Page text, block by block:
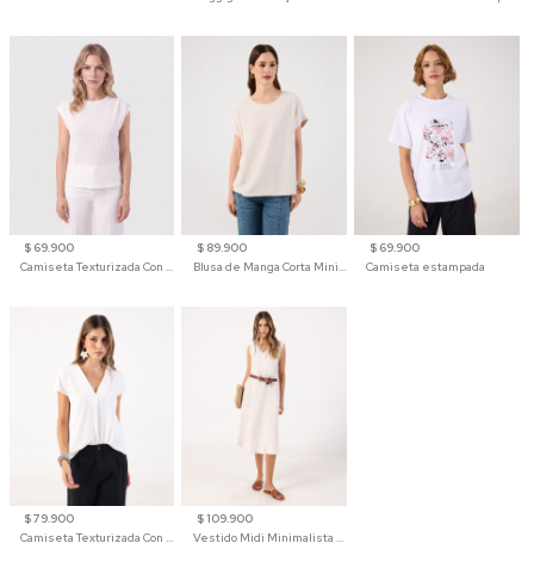
$ 69.900
Camiseta Texturizada Con Hombro Caído Para Mujer
$ 89.900
Blusa de Manga Corta Minimalista para Mujer
$ 69.900
Camiseta estampada
$ 79.900
Camiseta Texturizada Con Cuello En V Para Mujer
$ 109.900
Vestido Midi Minimalista De Silueta Amplia